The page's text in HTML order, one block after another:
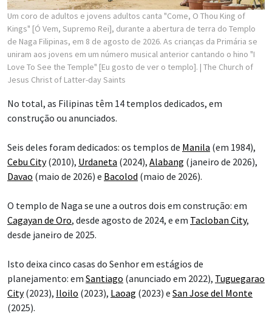
Um coro de adultos e jovens adultos canta "Come, O Thou King of
Kings" [Ó Vem, Supremo Rei], durante a abertura de terra do Templo
de Naga Filipinas, em 8 de agosto de 2026. As crianças da Primária se
uniram aos jovens em um número musical anterior cantando o hino "I
Love To See the Temple" [Eu gosto de ver o templo]. | The Church of
Jesus Christ of Latter-day Saints
No total, as Filipinas têm 14 templos dedicados, em
construção ou anunciados.
Seis deles foram dedicados: os templos de Manila (em 1984),
Cebu City(2010), Urdaneta (2024), Alabang (janeiro de 2026),
Davao (maio de 2026) e Bacolod (maio de 2026).
O templo de Naga se une a outros dois em construção: em
Cagayan de Oro, desde agosto de 2024, e em Tacloban City,
desde janeiro de 2025.
Isto deixa cinco casas do Senhor em estágios de
planejamento: em Santiago (anunciado em 2022), Tuguegarao
City(2023), Iloilo (2023), Laoag (2023) e San Jose del Monte
(2025).